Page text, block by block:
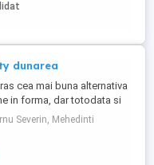
dunarea
cea mai buna alternativa
in forma, dar totodata si
inconjurator. Se
plimbari relaxante in
mijloc la indemana de a
la serviciu.
Severin, Mehedinti